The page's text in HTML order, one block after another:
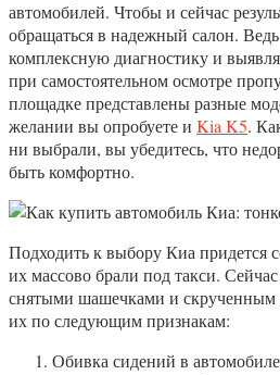
автомобилей. Чтобы и сейчас
обращаться в надежный салон.
комплексную диагностику и
при самостоятельном осмотре
площадке представлены разные
желании вы опробуете и Kia K5.
ни выбрали, вы убедитесь, что
быть комфортно.
Подходить к выбору Киа придется
их массово брали под такси.
снятыми шашечками и скрученным
их по следующим признакам:
Обивка сидений в